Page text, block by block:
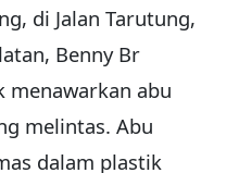
di Jalan Tarutung,
Benny Br
menawarkan abu
melintas. Abu
dalam plastik